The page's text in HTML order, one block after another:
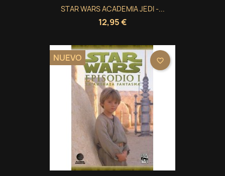
STAR WARS ACADEMIA JEDI -...
12,95 €
NUEVO favorite_border